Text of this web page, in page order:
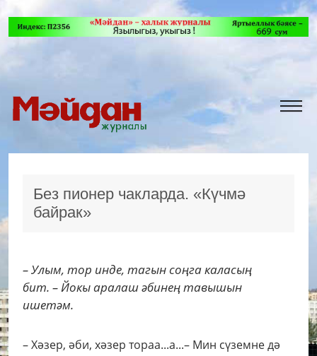
Без пионер чакларда. «Күчмә
байрак»
– Улым, тор инде, тагын соңга каласың
бит. – Йокы аралаш әбинең тавышын
ишетәм.
– Хәзер, әби, хәзер тораа...а...– Мин сүземне дә